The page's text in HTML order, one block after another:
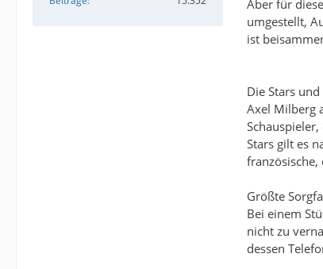
Aber für
umgestellt,
ist
Die Stars
Axel Milberg
Stars gilt es
französische,
Größte
Bei einem
nicht zu
dessen